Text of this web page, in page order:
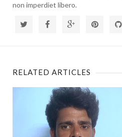
non imperdiet libero.
RELATED ARTICLES